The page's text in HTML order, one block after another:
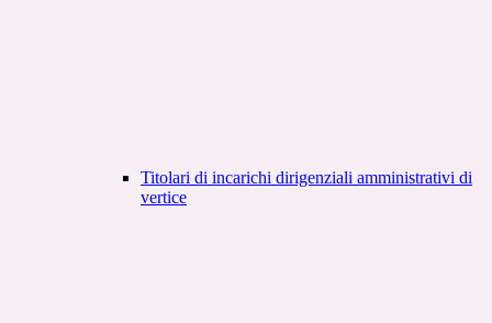
Titolari di incarichi dirigenziali amministrativi di
vertice